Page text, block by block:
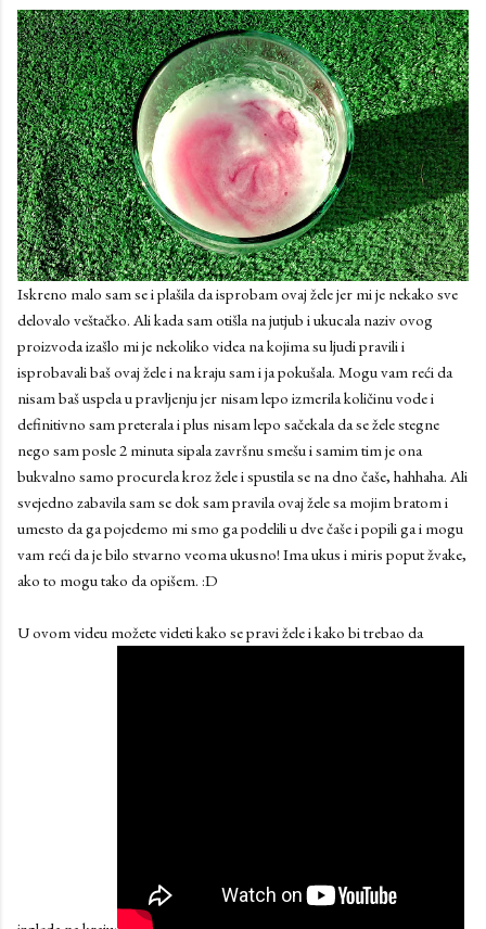
Iskreno malo sam se i plašila da isprobam ovaj žele jer mi je nekako sve
delovalo veštačko. Ali kada sam otišla na jutjub i ukucala naziv ovog
proizvoda izašlo mi je nekoliko videa na kojima su ljudi pravili i
isprobavali baš ovaj žele i na kraju sam i ja pokušala. Mogu vam reći da
nisam baš uspela u pravljenju jer nisam lepo izmerila količinu vode i
definitivno sam preterala i plus nisam lepo sačekala da se žele stegne
nego sam posle 2 minuta sipala završnu smešu i samim tim je ona
bukvalno samo procurela kroz žele i spustila se na dno čaše, hahhaha. Ali
svejedno zabavila sam se dok sam pravila ovaj žele sa mojim bratom i
umesto da ga pojedemo mi smo ga podelili u dve čaše i popili ga i mogu
vam reći da je bilo stvarno veoma ukusno! Ima ukus i miris poput žvake,
ako to mogu tako da opišem. :D
U ovom videu možete videti kako se pravi žele i kako bi trebao da